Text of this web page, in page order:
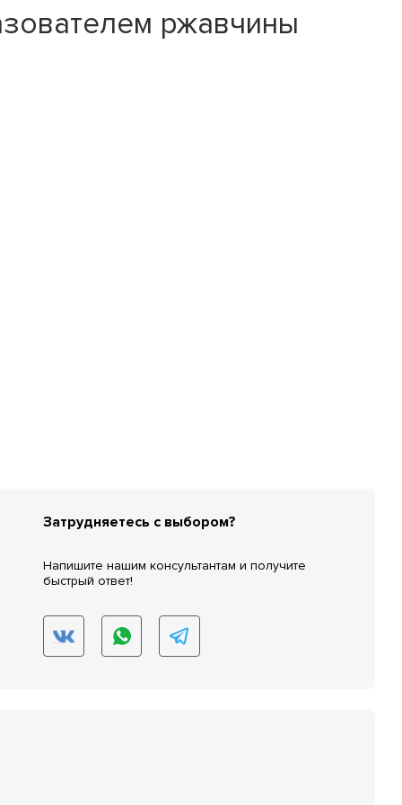
ржавчины
Затрудняетесь с выбором?
Напишите нашим консультантам и получите
быстрый ответ!